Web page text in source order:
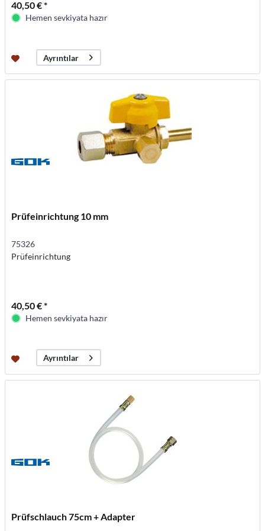
40,50 € *
Hemen sevkiyata hazır
Ayrıntılar
Prüfeinrichtung 10 mm
75326
Prüfeinrichtung
40,50 € *
Hemen sevkiyata hazır
Ayrıntılar
Prüfschlauch 75cm + Adapter